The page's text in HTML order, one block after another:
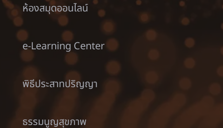
ห้องสมุดออนไลน์
e-Learning Center
พิธีประสาทปริญญา
ธรรมนูญสุขภาพ